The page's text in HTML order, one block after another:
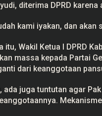
diterima DPRD
kami iyakan, dan akan
itu, Wakil Ketua I DPRD
massa kepada Partai
dari keanggotaan
ada juga tuntutan agar